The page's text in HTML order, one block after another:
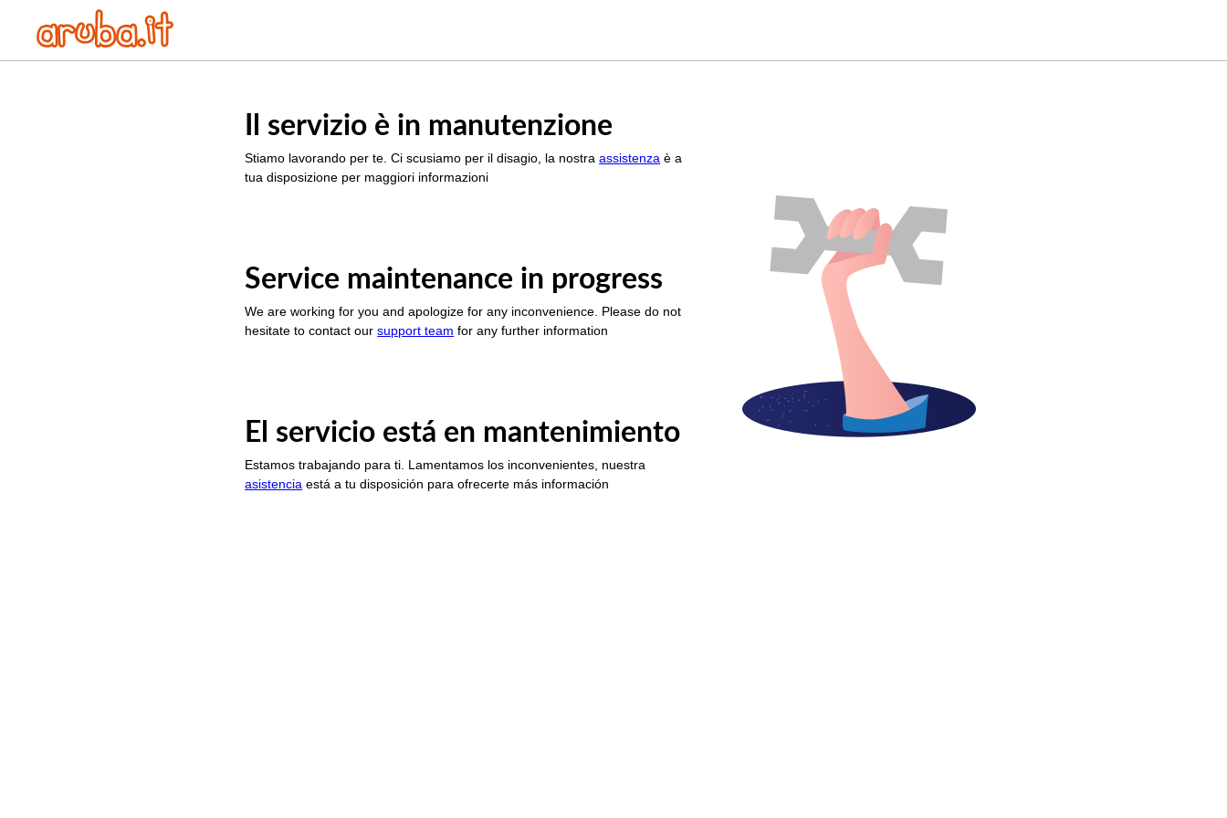
Il servizio è in manutenzione
Stiamo lavorando per te. Ci scusiamo per il disagio, la nostraassistenza è a
tua disposizione per maggiori informazioni
Service maintenance in progress
We are working for you and apologize for any inconvenience. Please do not
hesitate to contact oursupport team for any further information
El servicio está en mantenimiento
Estamos trabajando para ti. Lamentamos los inconvenientes, nuestra
asistencia está a tu disposición para ofrecerte más información